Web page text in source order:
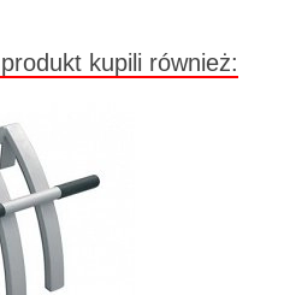
kupili również: